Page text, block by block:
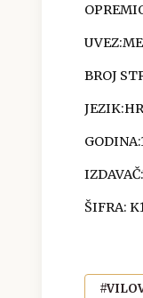
UVEZ:
BROJ
JEZIK:
GODINA:
IZDAVAČ:
ŠIFRA: